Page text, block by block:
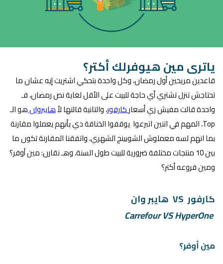
ياترى مين هيوفرلك أكتر؟
قاعدين مريحين أول رمضان، وكل واحدة بتحكي اشتريت إيه عشان ما
تحتاجش تنزل تشتري أي حاجة للبيت على الأقل لغاية نص رمضان، فـ
واحدة قالت مفيش زي أسعاركارفور،والتانية قالتها لأهايبروانهو الـ
Top، المهم في اتنين اتبرعوا يوقفوا الخناقة دي بأنهم يعملوا مقارنة
بما انهم لسه معملوش الشوبينج الشهري، واتفقنا المقارنة تكون ما
بين 10 منتجات مختلفة ضرورية للبيت طول السنة، وهـ نقارن: مين أوفر؟
ومين فروعه أكتر؟
كارفور VS هايبر وان
Carrefour VS HyperOne
مين أوفر؟